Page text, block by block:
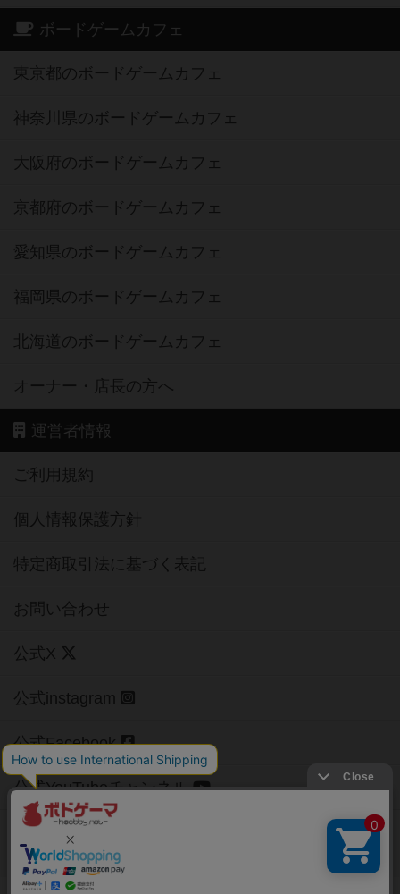
ボードゲームカフェ
東京都のボードゲームカフェ
神奈川県のボードゲームカフェ
大阪府のボードゲームカフェ
京都府のボードゲームカフェ
愛知県のボードゲームカフェ
福岡県のボードゲームカフェ
北海道のボードゲームカフェ
オーナー・店長の方へ
運営者情報
ご利用規約
個人情報保護方針
特定商取引法に基づく表記
お問い合わせ
公式X
公式instagram
公式Facebook
公式YouTubeチャンネル